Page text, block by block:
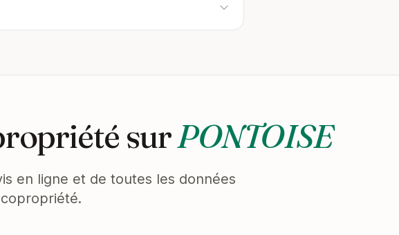
surPONTOISE
en ligne et de toutes les données